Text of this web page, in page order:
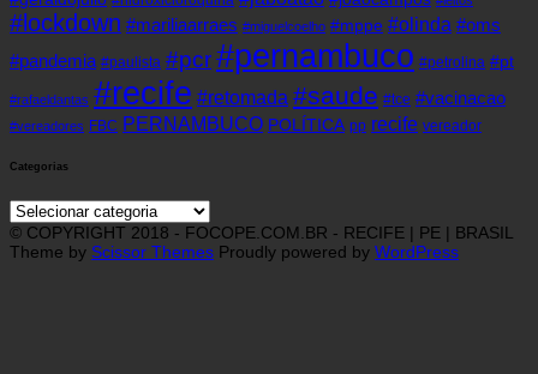
#lockdown #mariliaarraes #miguelcoelho #mppe #olinda #oms
#pandemia #paulista #pcr#pernambuco #petrolina #pt
#rafaeldantas #recife #retomada #saude #tce #vacinacao
#vereadores FBC PERNAMBUCO POLÍTICA pp recife vereador
Categorias
Categorias
© COPYRIGHT 2018 - FOCOPE.COM.BR - RECIFE | PE | BRASIL
Theme by Scissor Themes Proudly powered by WordPress